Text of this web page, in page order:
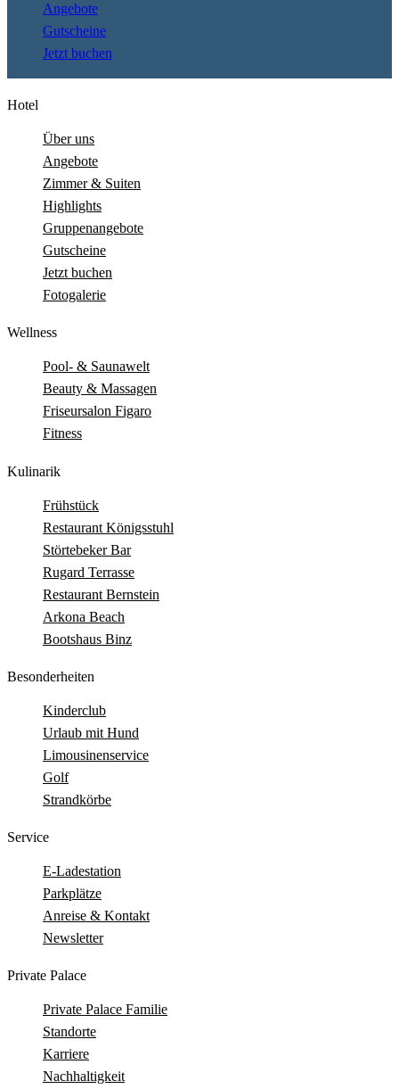
Angebote
Gutscheine
Jetzt buchen
Hotel
Über uns
Angebote
Zimmer & Suiten
Highlights
Gruppenangebote
Gutscheine
Jetzt buchen
Fotogalerie
Wellness
Pool- & Saunawelt
Beauty & Massagen
Friseursalon Figaro
Fitness
Kulinarik
Frühstück
Restaurant Königsstuhl
Störtebeker Bar
Rugard Terrasse
Restaurant Bernstein
Arkona Beach
Bootshaus Binz
Besonderheiten
Kinderclub
Urlaub mit Hund
Limousinenservice
Golf
Strandkörbe
Service
E-Ladestation
Parkplätze
Anreise & Kontakt
Newsletter
Private Palace
Private Palace Familie
Standorte
Karriere
Nachhaltigkeit